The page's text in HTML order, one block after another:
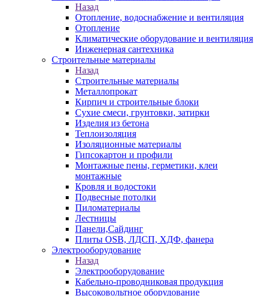
Назад
Отопление, водоснабжение и вентиляция
Отопление
Климатические оборудование и вентиляция
Инженерная сантехника
Строительные материалы
Назад
Строительные материалы
Металлопрокат
Кирпич и строительные блоки
Сухие смеси, грунтовки, затирки
Изделия из бетона
Теплоизоляция
Изоляционные материалы
Гипсокартон и профили
Монтажные пены, герметики, клеи
монтажные
Кровля и водостоки
Подвесные потолки
Пиломатериалы
Лестницы
Панели,Сайдинг
Плиты OSB, ЛДСП, ХДФ, фанера
Электрооборудование
Назад
Электрооборудование
Кабельно-проводниковая продукция
Высоковольтное оборудование